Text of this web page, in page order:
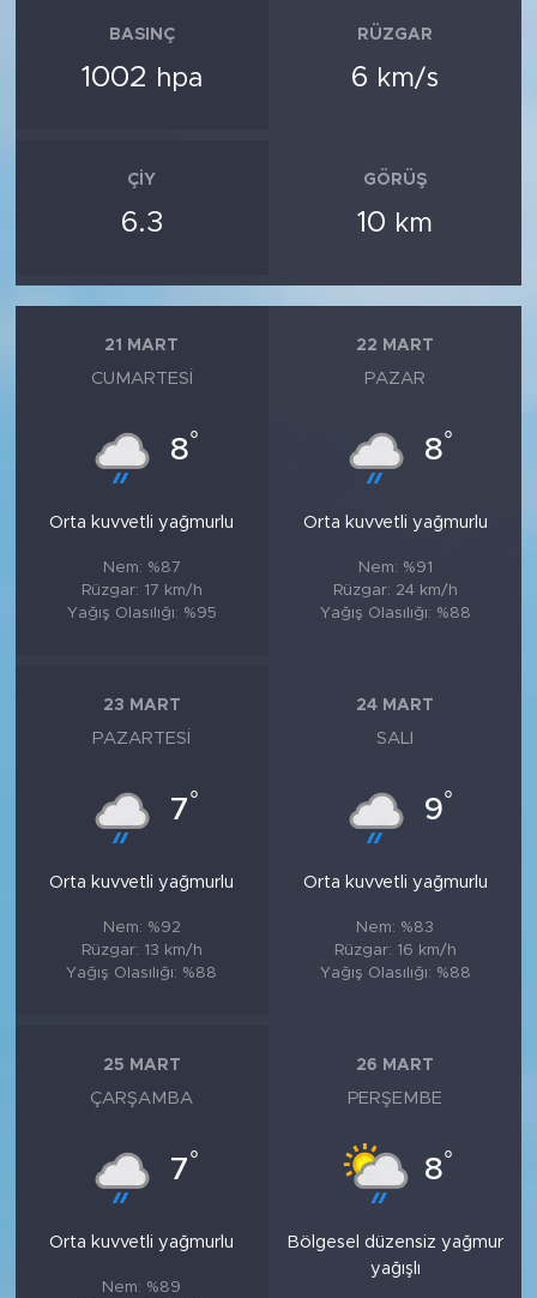
BASINÇ
1002 hpa
RÜZGAR
6 km/s
ÇIY
6.3
GÖRÜŞ
10 km
21 MART
CUMARTESI
8°
Orta kuvvetli yağmurlu
Nem: %87
Rüzgar: 17 km/h
Yağış Olasılığı: %95
22 MART
PAZAR
8°
Orta kuvvetli yağmurlu
Nem: %91
Rüzgar: 24 km/h
Yağış Olasılığı: %88
23 MART
PAZARTESI
7°
Orta kuvvetli yağmurlu
Nem: %92
Rüzgar: 13 km/h
Yağış Olasılığı: %88
24 MART
SALI
9°
Orta kuvvetli yağmurlu
Nem: %83
Rüzgar: 16 km/h
Yağış Olasılığı: %88
25 MART
ÇARŞAMBA
7°
Orta kuvvetli yağmurlu
Nem: %89
26 MART
PERŞEMBE
8°
Bölgesel düzensiz yağmur
yağışlı